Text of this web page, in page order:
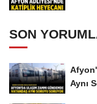
SON
Aynı